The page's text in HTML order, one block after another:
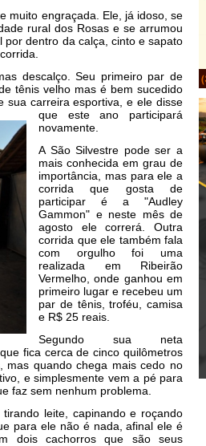
muito engraçada. Ele, já idoso, se
rural dos Rosas e se arrumou
por dentro da calça, cinto e sapato
descalço. Seu primeiro par de
tênis velho mas é bem sucedido
sua carreiraesportiva, e ele disse
que este ano participará
novamente.
A São Silvestre pode ser a
mais conhecida em grau de
importância, mas para ele a
corrida que gosta de
participar é a "Audley
Gammon" e neste mês de
agosto ele correrá. Outra
corrida que ele também fala
com orgulho foi uma
realizada em Ribeirão
Vermelho, onde ganhou em
primeiro lugar e recebeu um
par de tênis, troféu, camisa
e R$ 25 reais.
Segundo sua neta
fica cerca de cinco quilômetros
mas quando chega mais cedo no
e simplesmente vem a pé para
faz sem nenhum problema.
leite, capinando e roçando
para ele não é nada, afinal ele é
dois cachorros que são seus